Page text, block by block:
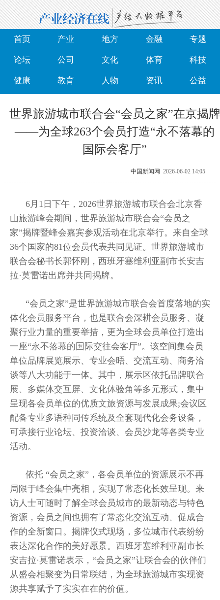
首页 产业 地方 金融 专题
论坛 公司 文化 体育 科技
健康 教育 人物 资讯 公益
世界旅游城市联合会“会员之家”在京揭牌
——为全球263个会员打造“永不落幕的
国际会客厅”
中国新闻网 2026-06-02 14:05
6月1日下午，2026世界旅游城市联合会北京香
山旅游峰会期间，世界旅游城市联合会“会员之
家”揭牌暨峰会嘉宾参观活动在北京举行。来自全球
36个国家的81位会员代表共同见证。世界旅游城市
联合会秘书长郭怀刚，西班牙塞维利亚副市长安吉
拉·莫雷诺出席并共同揭牌。
“会员之家”是世界旅游城市联合会首度落地的实
体化会员服务平台，也是联合会深耕会员服务、凝
聚行业力量的重要举措，更为全球会员单位打造出
一座“永不落幕的国际交往会客厅”。该空间集会员
单位品牌展览展示、专业会晤、交流互动、商务洽
谈等八大功能于一体。其中，展示区依托品牌联合
展、多媒体交互屏、文化体验角等多元形式，集中
呈现各会员单位的优质文旅资源与发展成果;会议区
配备专业多语种同传系统及全套现代化会务设备，
可承接行业论坛、投资洽谈、会员沙龙等各类专业
活动。
依托 “会员之家”，各会员单位的资源展示不再
局限于峰会集中亮相，实现了常态化长效呈现。来
访人士可随时了解全球会员城市的最新动态与特色
资源，会员之间也拥有了常态化交流互动、促成合
作的全新窗口。揭牌仪式现场，多位城市代表纷纷
表达深化合作的美好愿景。西班牙塞维利亚副市长
安吉拉·莫雷诺表示，“会员之家”让联合会的伙伴们
从盛会相聚变为日常联结，为全球旅游城市实现资
源共享赋予了实实在在的价值。